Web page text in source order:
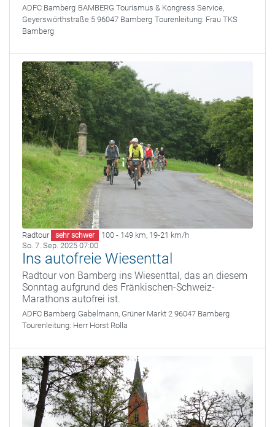
ADFC Bamberg BAMBERG Tourismus & Kongress Service,
Geyerswörthstraße 5 96047 Bamberg Tourenleitung: Frau TKS
Bamberg
Radtour sehr schwer 100 - 149 km, 19-21 km/h
So. 7. Sep. 2025 07:00
Ins autofreie Wiesenttal
Radtour von Bamberg ins Wiesenttal, das an diesem
Sonntag aufgrund des Fränkischen-Schweiz-
Marathons autofrei ist.
ADFC Bamberg Gabelmann, Grüner Markt 2 96047 Bamberg
Tourenleitung: Herr Horst Rolla